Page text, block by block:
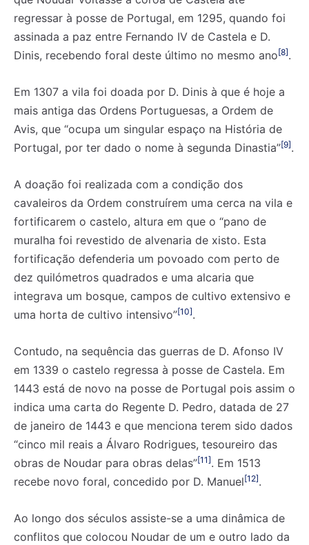
regressar à posse de Portugal, em 1295, quando foi
assinada a paz entre Fernando IV de Castela e D.
Dinis, recebendo foral deste último no mesmo ano[8].
Em 1307 a vila foi doada por D. Dinis à que é hoje a
mais antiga das Ordens Portuguesas, a Ordem de
Avis, que “ocupa um singular espaço na História de
Portugal, por ter dado o nome à segunda Dinastia”[9].
A doação foi realizada com a condição dos
cavaleiros da Ordem construírem uma cerca na vila e
fortificarem o castelo, altura em que o “pano de
muralha foi revestido de alvenaria de xisto. Esta
fortificação defenderia um povoado com perto de
dez quilómetros quadrados e uma alcaria que
integrava um bosque, campos de cultivo extensivo e
uma horta de cultivo intensivo”[10].
Contudo, na sequência das guerras de D. Afonso IV
em 1339 o castelo regressa à posse de Castela. Em
1443 está de novo na posse de Portugal pois assim o
indica uma carta do Regente D. Pedro, datada de 27
de janeiro de 1443 e que menciona terem sido dados
“cinco mil reais a Álvaro Rodrigues, tesoureiro das
obras de Noudar para obras delas”[11]. Em 1513
recebe novo foral, concedido por D. Manuel[12].
Ao longo dos séculos assiste-se a uma dinâmica de
conflitos que colocou Noudar de um e outro lado da